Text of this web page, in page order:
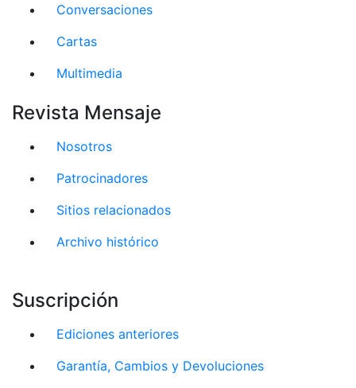
Conversaciones
Cartas
Multimedia
Revista Mensaje
Nosotros
Patrocinadores
Sitios relacionados
Archivo histórico
Suscripción
Ediciones anteriores
Garantía, Cambios y Devoluciones